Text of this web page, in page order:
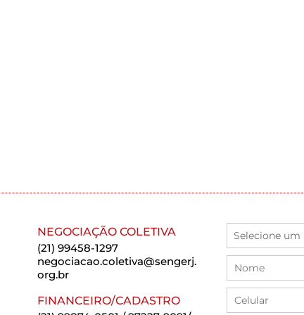
NEGOCIAÇÃO COLETIVA
(21) 99458-1297
negociacao.coletiva@sengerj.
org.br
FINANCEIRO/CADASTRO